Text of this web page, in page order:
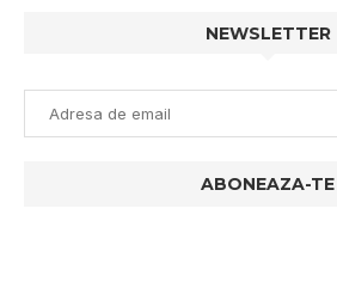
NEWSLETTER